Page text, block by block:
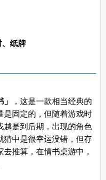
、纸牌
」
，这是一款相当经典的
是固定的，但随着游戏时
越是到后期，出现的角色
猜中是很幸运没错，但存
推算，在情书桌游中，